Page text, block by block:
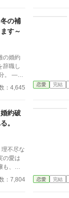
んだ。 短いお話です。
の補
す～
辞職し
ってい
？ こ
んか
人生
！
：4,645 恋愛 完結
約破
。
不尽な
居合わ
ーズを
：7,804 恋愛 完結